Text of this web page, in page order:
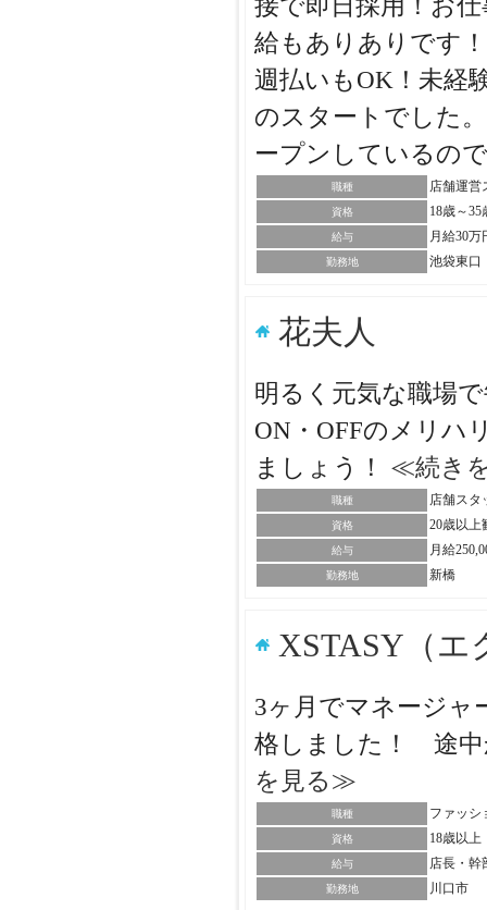
接で即日採用！お
給もありありです
週払いもOK！未経
のスタートでした
ープンしているの
職種 店舗運営
資格 18歳～
給与 月給30
勤務地 池袋東口
花夫人
明るく元気な職場
ON・OFFのメリハ
ましょう！ ≪続き
職種 店舗スタ
資格 20歳以
給与 月給
勤務地 新橋
XSTASY（エ
3ヶ月でマネージャ
格しました！ 途中
を見る≫
職種 ファッシ
資格 18歳以
給与 店長・幹
勤務地 川口市